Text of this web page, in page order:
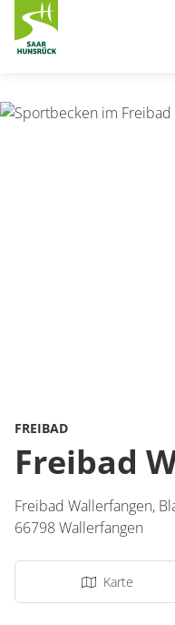
FREIBAD
Freibad
Freibad Wallerfangen,
66798Wallerfangen
Karte